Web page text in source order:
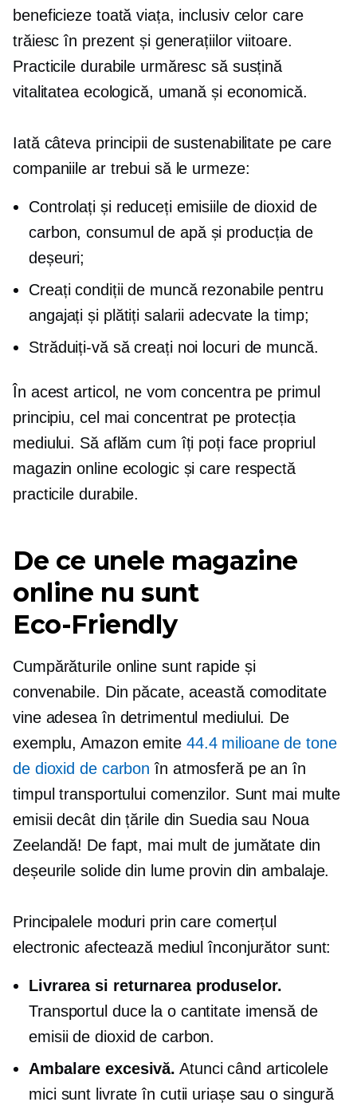
beneficieze toată viața, inclusiv celor care
trăiesc în prezent și generațiilor viitoare.
Practicile durabile urmăresc să susțină
vitalitatea ecologică, umană și economică.
Iată câteva principii de sustenabilitate pe care
companiile ar trebui să le urmeze:
Controlați și reduceți emisiile de dioxid de
carbon, consumul de apă și producția de
deșeuri;
Creați condiții de muncă rezonabile pentru
angajați și plătiți salarii adecvate la timp;
Străduiți-vă să creați noi locuri de muncă.
În acest articol, ne vom concentra pe primul
principiu, cel mai concentrat pe protecția
mediului. Să aflăm cum îți poți face propriul
magazin online ecologic și care respectă
practicile durabile.
De ce unele magazine
online nu sunt
Eco-Friendly
Cumpărăturile online sunt rapide și
convenabile. Din păcate, această comoditate
vine adesea în detrimentul mediului. De
exemplu, Amazon emite 44.4 milioane de tone
de dioxid de carbon în atmosferă pe an în
timpul transportului comenzilor. Sunt mai multe
emisii decât din țările din Suedia sau Noua
Zeelandă! De fapt, mai mult de jumătate din
deșeurile solide din lume provin din ambalaje.
Principalele moduri prin care comerțul
electronic afectează mediul înconjurător sunt:
Livrarea si returnarea produselor.
Transportul duce la o cantitate imensă de
emisii de dioxid de carbon.
Ambalare excesivă. Atunci când articolele
mici sunt livrate în cutii uriașe sau o singură